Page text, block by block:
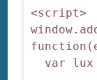
<script>
var lux